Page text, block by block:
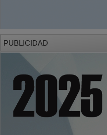
PUBLICIDAD